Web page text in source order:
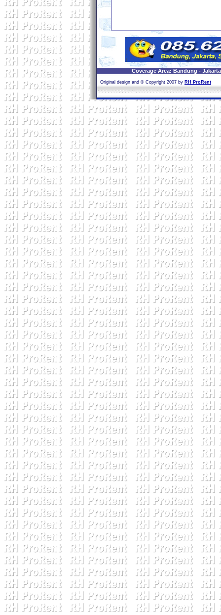
Coverage Area: Bandung -
Original design and © Copyright 2007 by RH ProRent